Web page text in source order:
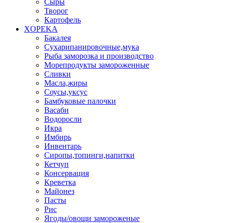
Сыры
Творог
Картофель
XOPEKA
Бакалея
Сухарипанировочные,мука
Рыба заморозка и производство
Морепродукты замороженные
Сливки
Масла,жиры
Соусы,уксус
Бамбуковые палочки
Васаби
Водоросли
Икра
Имбирь
Инвентарь
Сиропы,топинги,напитки
Кетчуп
Консервация
Креветка
Майонез
Пасты
Рис
Ягоды/овощи замороженые